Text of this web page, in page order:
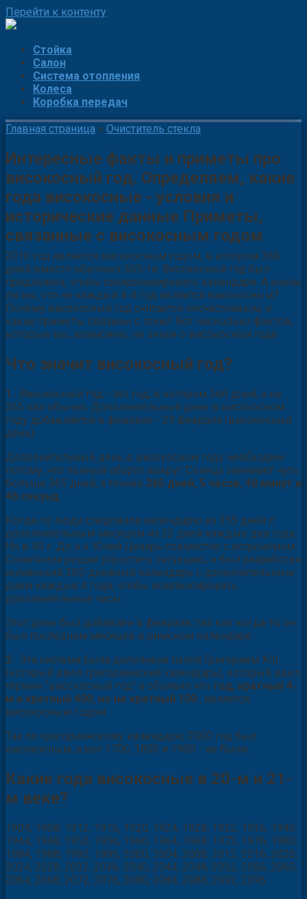
Перейти к контенту
Стойка
Салон
Система отопления
Колеса
Коробка передач
Главная страница » Очиститель стекла
Интересные факты и приметы про
високосный год. Определяем, какие
года високосные - условия и
исторические данные Приметы,
связанные с високосным годом
2016 год является високосным годом, в котором 366
дней вместо обычных 365-ти. Високосный год был
предложен, чтобы синхронизировать календари. А знали
ли вы, что не каждый 4-й год является високосным?
Почему високосный год считается несчастливым, и
какие приметы связаны с этим? Вот несколько фактов,
которые вы, возможно, не знали о високосном годе.
Что значит високосный год?
1
. Високосный год - это год, в котором 366 дней, а не
365 как обычно. Дополнительный день в високосном
году добавляется в феврале - 29 февраля (високосный
день).
Дополнительный день в високосном году необходим
потому, что полный оборот вокруг Солнца занимает чуть
больше 365 дней, а точнее 365 дней, 5 часов, 48 минут и
46 секунд
Когда-то люди следовали календарю из 355 дней с
дополнительным месяцем из 22 дней каждые два года.
Но в 45 г. До н.э. Юлий Цезарь совместно с астрономом
Созигеном решил упростить ситуацию, и был разработан
юлианский 365-дневный календарь с дополнительным
днем каждые 4 года, чтобы компенсировать
дополнительные часы.
Этот день был добавлен в феврале, так как когда-то он
был последним месяцев в римском календаре.
2
. Эта система была дополнена папой Григорием XIII
(который ввел григорианский календарь), который ввел
термин "високосный год" и объявил что год, кратный 4-
м и кратный 400, но не кратный 100 , является
високосным годом.
Так по григорианскому календарю 2000 год был
високосным, а вот 1700, 1800 и 1900 - не были.
Какие года високосные в 20-м и 21-
м веке?
1904, 1908, 1912, 1916, 1920, 1924, 1928, 1932, 1936, 1940,
1944, 1948, 1952, 1956, 1960, 1964, 1968, 1972, 1976, 1980,
1984, 1988, 1992, 1996, 2000, 2004, 2008, 2012, 2016, 2020,
2024, 2028, 2032, 2036, 2040, 2044, 2048, 2052, 2056, 2060,
2064, 2068, 2072, 2076, 2080, 2084, 2088, 2092, 2096